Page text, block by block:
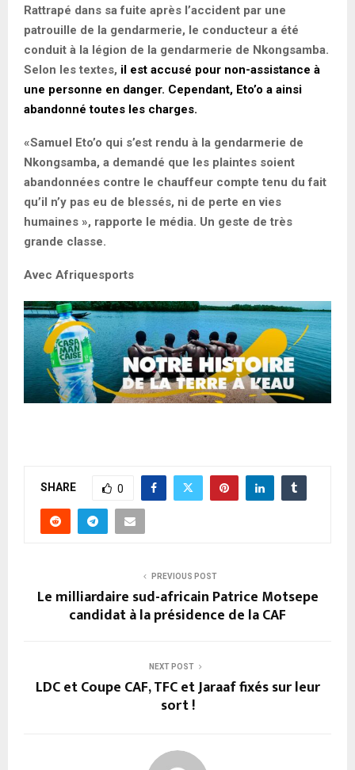
Rattrapé dans sa fuite après l’accident par une
patrouille de la gendarmerie, le conducteur a été
conduit à la légion de la gendarmerie de Nkongsamba.
Selon les textes, il est accusé pour non-assistance à
une personne en danger. Cependant, Eto’o a ainsi
abandonné toutes les charges.
«Samuel Eto’o qui s’est rendu à la gendarmerie de
Nkongsamba, a demandé que les plaintes soient
abandonnées contre le chauffeur compte tenu du fait
qu’il n’y pas eu de blessés, ni de perte en vies
humaines », rapporte le média. Un geste de très
grande classe.
Avec Afriquesports
SHARE 0
PREVIOUS POST
Le milliardaire sud-africain Patrice Motsepe
candidat à la présidence de la CAF
NEXT POST
LDC et Coupe CAF, TFC et Jaraaf fixés sur leur
sort !